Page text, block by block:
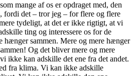
mange af os er opdraget med, den
fordi det – tror jeg – for flere og flere
tydeligt, at det er ikke rigtigt, at vi
ting og interessere os for de
hænger sammen. Mere og mere hænger
Og det bliver mere og mere
ikke kan adskille det ene fra det andet.
fra klima. Vi kan ikke adskille